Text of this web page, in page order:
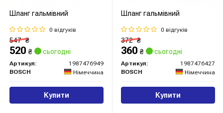
Шланг гальмівний
0 відгуків
547₴
520 ₴ сьогодні
Артикул:
1987476949
BOSCH
Німеччина
Купити
Шланг гальмівний
0 відгуків
372₴
360 ₴ сьогодні
Артикул:
1987476427
BOSCH
Німеччина
Купити